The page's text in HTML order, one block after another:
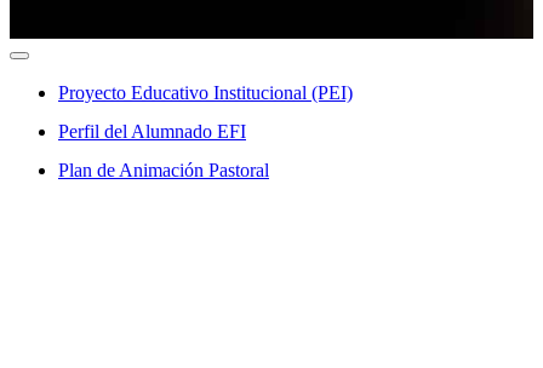
Proyecto Educativo Institucional (PEI)
Perfil del Alumnado EFI
Plan de Animación Pastoral